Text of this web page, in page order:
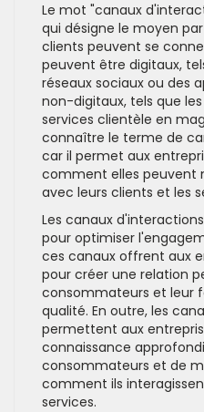
Le mot "canaux
qui désigne le moyen
clients peuvent se
peuvent être digitaux,
réseaux sociaux ou des
non-digitaux, tels que
services clientèle en
connaître le terme de
car il permet aux
comment elles peuvent
avec leurs clients et les
Les canaux
pour optimiser
ces canaux offrent aux
pour créer une relation
consommateurs et leur
qualité. En outre, les
permettent aux
connaissance
consommateurs et de
comment ils
services.